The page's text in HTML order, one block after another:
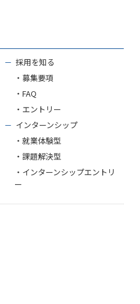
－採用を知る
・募集要項
・FAQ
・エントリー
－ インターンシップ
・就業体験型
・課題解決型
・インターンシップエントリ
ー